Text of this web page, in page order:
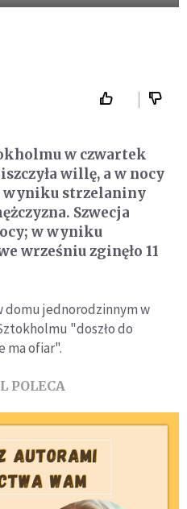
w czwartek
willę, a w nocy
wyniku strzelaniny
Szwecja
w wyniku
wrześniu zginęło 11
domu jednorodzinnym w
"doszło do
ma ofiar".
POLECA